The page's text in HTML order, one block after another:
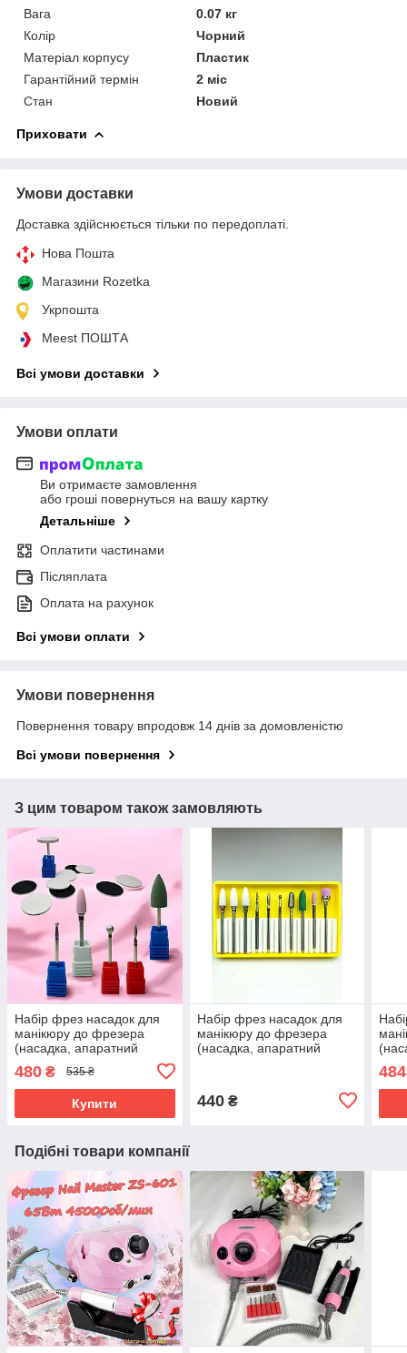
Вага
0.07 кг
Колір
Чорний
Матеріал корпусу
Пластик
Гарантійний термін
2 міс
Стан
Новий
Приховати
Умови доставки
Доставка здійснюється тільки по передоплаті.
Нова Пошта
Магазини Rozetka
Укрпошта
Meest ПОШТА
Всі умови доставки
Умови оплати
Ви отримаєте замовлення
або гроші повернуться на вашу картку
Детальніше
Оплатити частинами
Післяплата
Оплата на рахунок
Всі умови оплати
Умови повернення
Повернення товару впродовж 14 днів за домовленістю
Всі умови повернення
З цим товаром також замовляють
Набір фрез насадок для
манікюру до фрезера
(насадка, апаратний
корекція нігтів)
480 ₴ 535 ₴
Купити
Набір фрез насадок для
манікюру до фрезера
(насадка, апаратний
440₴
484
Подібні товари компанії